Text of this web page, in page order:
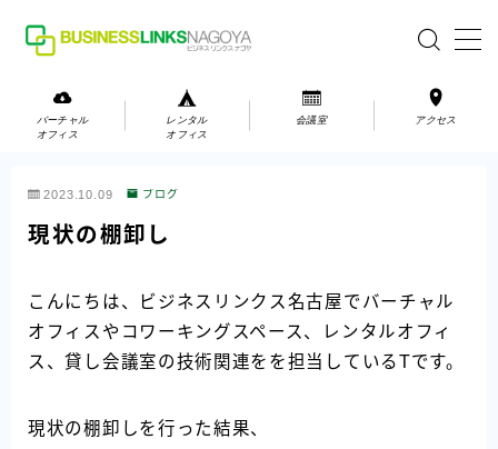
お問い合わせ
ご利用の流れ
バーチャル
オフィス
レンタル
オフィス
会議室 アクセス
2023.10.09 ブログ
現状の棚卸し
こんにちは、ビジネスリンクス名古屋でバーチャル
オフィスやコワーキングスペース、レンタルオフィ
ス、貸し会議室の技術関連をを担当しているTです。
現状の棚卸しを行った結果、